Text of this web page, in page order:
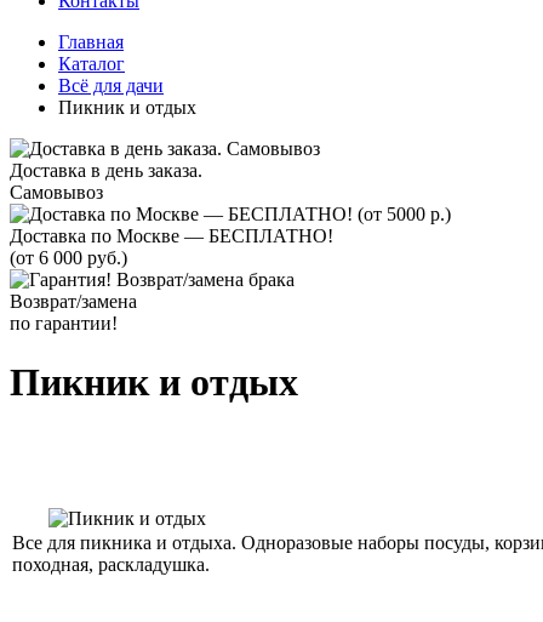
Главная
Каталог
Всё для дачи
Пикник и отдых
Доставка в день заказа.
Самовывоз
Доставка по Москве — БЕСПЛАТНО!
(от 6 000 руб.)
Возврат/замена
по гарантии!
Пикник и отдых
Все для пикника и отдыха. Одноразовые наборы посуды,
походная, раскладушка.